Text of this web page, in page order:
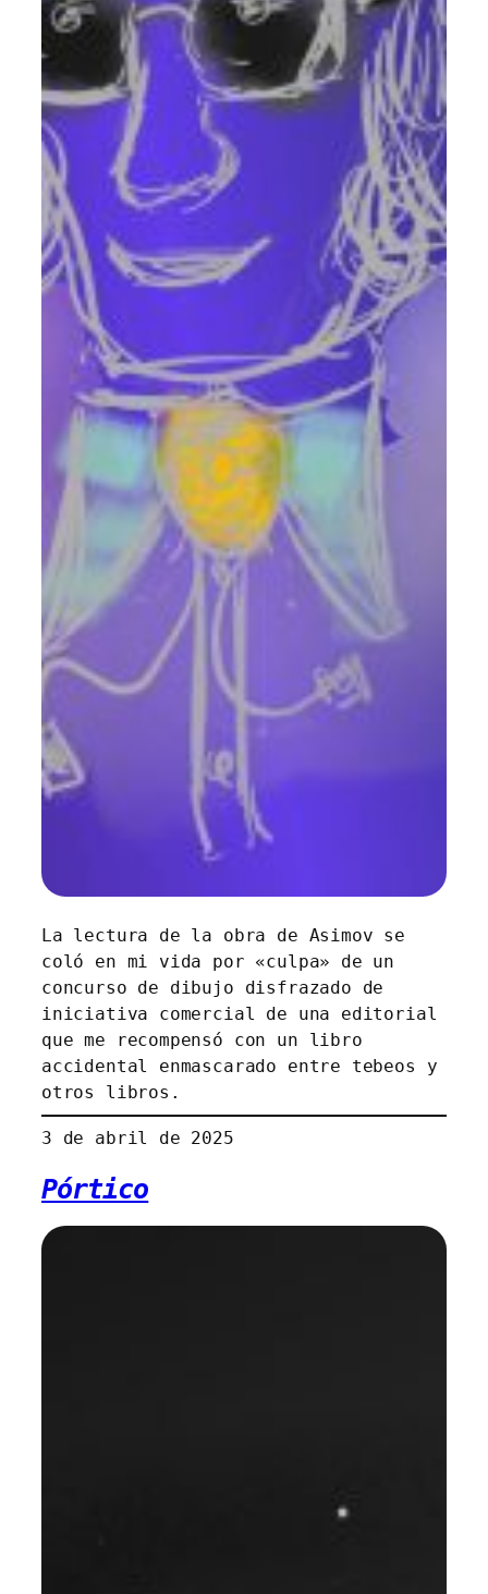
La lectura de la obra de Asimov se
coló en mi vida por «culpa» de un
concurso de dibujo disfrazado de
iniciativa comercial de una editorial
que me recompensó con un libro
accidental enmascarado entre tebeos y
otros libros.
3 de abril de 2025
Pórtico